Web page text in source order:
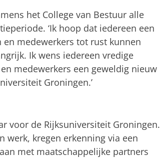
het College van Bestuur alle
‘Ik hoop dat iedereen een
medewerkers tot rust kunnen
Ik wens iedereen vredige
medewerkers een geweldig nieuw
Groningen.’
voor de Rijksuniversiteit Groningen.
werk, kregen erkenning via een
met maatschappelijke partners